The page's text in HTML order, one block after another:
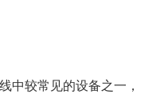
中较常见的设备之一，